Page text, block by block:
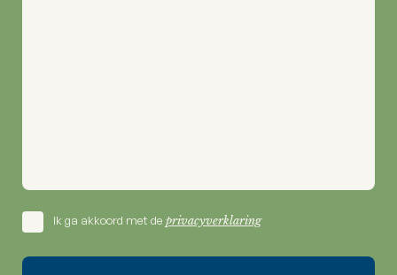
Ik ga akkoord met de privacyverklaring